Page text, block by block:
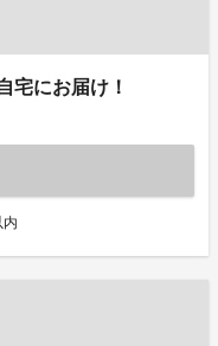
宅にお届け！